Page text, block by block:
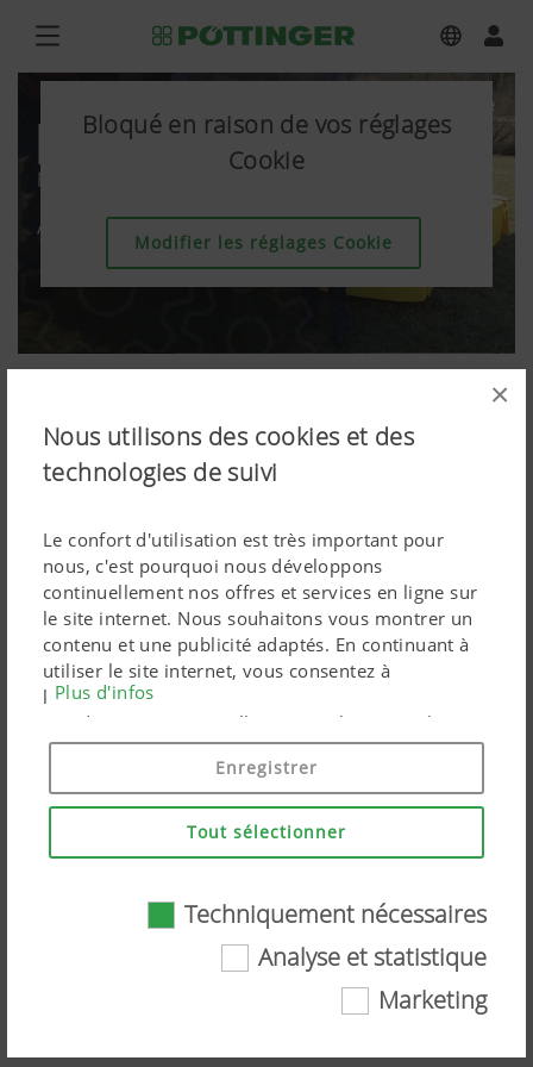
×
Nous utilisons des cookies et des
technologies de suivi
Le confort d'utilisation est très important pour
nous, c'est pourquoi nous développons
continuellement nos offres et services en ligne sur
le site internet. Nous souhaitons vous montrer un
contenu et une publicité adaptés. En continuant à
utiliser le site internet, vous consentez à
l'utilisation de cookies techniquement nécessaires.
Vos données personnelles sont utilisées par les
produits marketing Google uniquement si vous
donnez votre consentement en cliquant sur « tout
accepter ». Vous pouvez également effectuer un
paramétrage personnalisé à l'aide des cases à
cocher proposées.
Techniquement nécessaires
Plus d'infos
Enregistrer
Tout sélectionner
Techniquement nécessaires
Analyse et statistique
Marketing
Bloqué en raison de vos réglages
Cookie
Modifier les réglages Cookie
Comment faire : attelage et réglage
d'une faucheuse NOVACAT (« How-To